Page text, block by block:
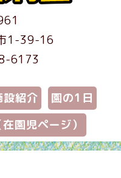
1-39-16
6173
設紹介
園の1日
園児ページ）